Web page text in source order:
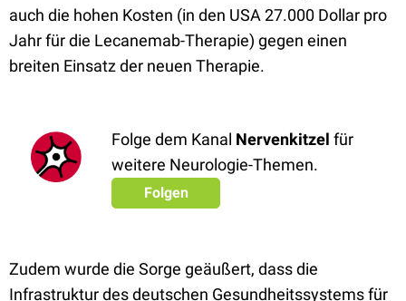
auch die hohen Kosten (in den USA 27.000 Dollar pro
Jahr für die Lecanemab-Therapie) gegen einen
breiten Einsatz der neuen Therapie.
Folge dem Kanal Nervenkitzel für
weitere Neurologie-Themen.
Folgen
Zudem wurde die Sorge geäußert, dass die
Infrastruktur des deutschen Gesundheitssystems für